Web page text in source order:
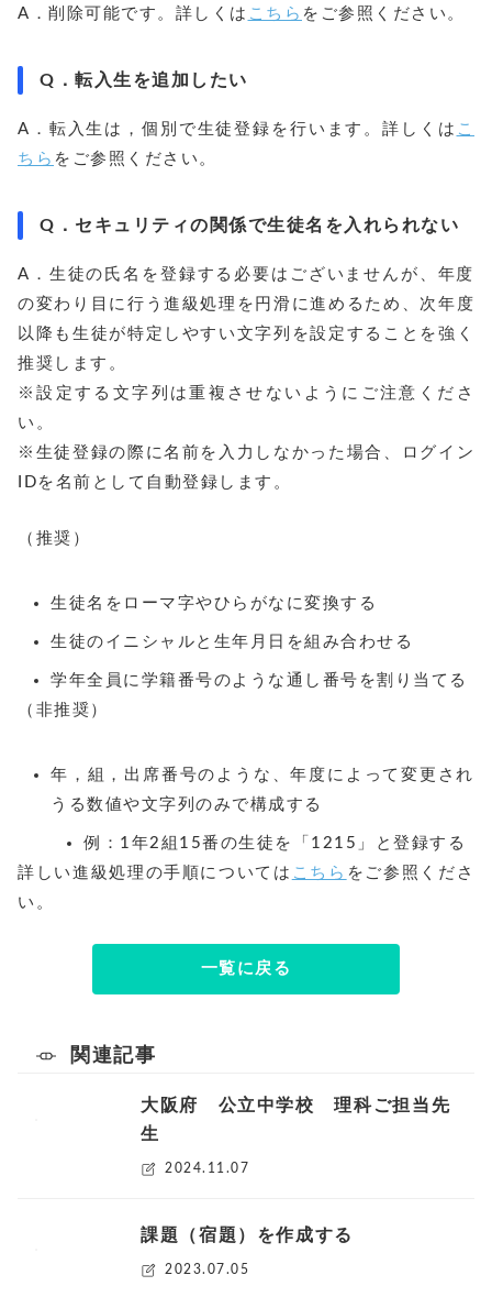
A．削除可能です。詳しくは こちら をご参照ください。
Q． 転入生を追加したい
A．転入生は，個別で生徒登録を行います。詳しくは こ
ちら をご参照ください。
Q． セキュリティの関係で生徒名を入れられない
A．生徒の氏名を登録する必要はございませんが、年度
の変わり目に行う進級処理を円滑に進めるため、次年度
以降も生徒が特定しやすい文字列を設定することを強く
推奨します。
※設定する文字列は重複させないようにご注意くださ
い。
※生徒登録の際に名前を入力しなかった場合、ログイン
IDを名前として自動登録します。
（推奨）
生徒名をローマ字やひらがなに変換する
生徒のイニシャルと生年月日を組み合わせる
学年全員に学籍番号のような通し番号を割り当てる
（非推奨）
年，組，出席番号のような、年度によって変更され
うる数値や文字列のみで構成する
例：1年2組15番の生徒を「1215」と登録する
詳しい進級処理の手順については こちら をご参照くださ
い。
一覧に戻る
関連記事
大阪府 公立中学校 理科ご担当先
生
2024.11.07
課題（宿題）を作成する
2023.07.05